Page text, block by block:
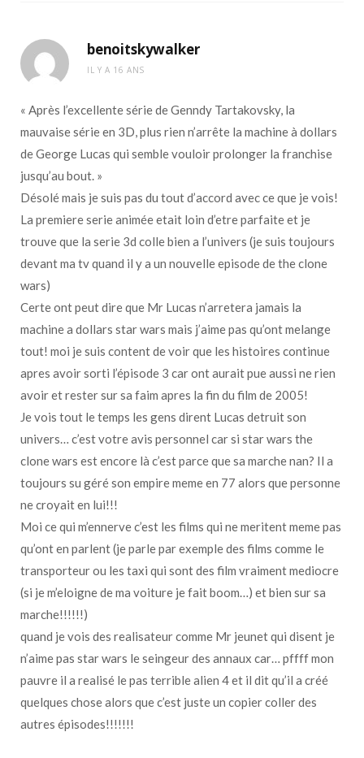
benoitskywalker
IL Y A 16 ANS
« Après l’excellente série de Genndy Tartakovsky, la
mauvaise série en 3D, plus rien n’arrête la machine à dollars
de George Lucas qui semble vouloir prolonger la franchise
jusqu’au bout. »
Désolé mais je suis pas du tout d’accord avec ce que je vois!
La premiere serie animée etait loin d’etre parfaite et je
trouve que la serie 3d colle bien a l’univers (je suis toujours
devant ma tv quand il y a un nouvelle episode de the clone
wars)
Certe ont peut dire que Mr Lucas n’arretera jamais la
machine a dollars star wars mais j’aime pas qu’ont melange
tout! moi je suis content de voir que les histoires continue
apres avoir sorti l’épisode 3 car ont aurait pue aussi ne rien
avoir et rester sur sa faim apres la fin du film de 2005!
Je vois tout le temps les gens dirent Lucas detruit son
univers… c’est votre avis personnel car si star wars the
clone wars est encore là c’est parce que sa marche nan? Il a
toujours su géré son empire meme en 77 alors que personne
ne croyait en lui!!!
Moi ce qui m’ennerve c’est les films qui ne meritent meme pas
qu’ont en parlent (je parle par exemple des films comme le
transporteur ou les taxi qui sont des film vraiment mediocre
(si je m’eloigne de ma voiture je fait boom…) et bien sur sa
marche!!!!!!)
quand je vois des realisateur comme Mr jeunet qui disent je
n’aime pas star wars le seingeur des annaux car… pffff mon
pauvre il a realisé le pas terrible alien 4 et il dit qu’il a créé
quelques chose alors que c’est juste un copier coller des
autres épisodes!!!!!!!